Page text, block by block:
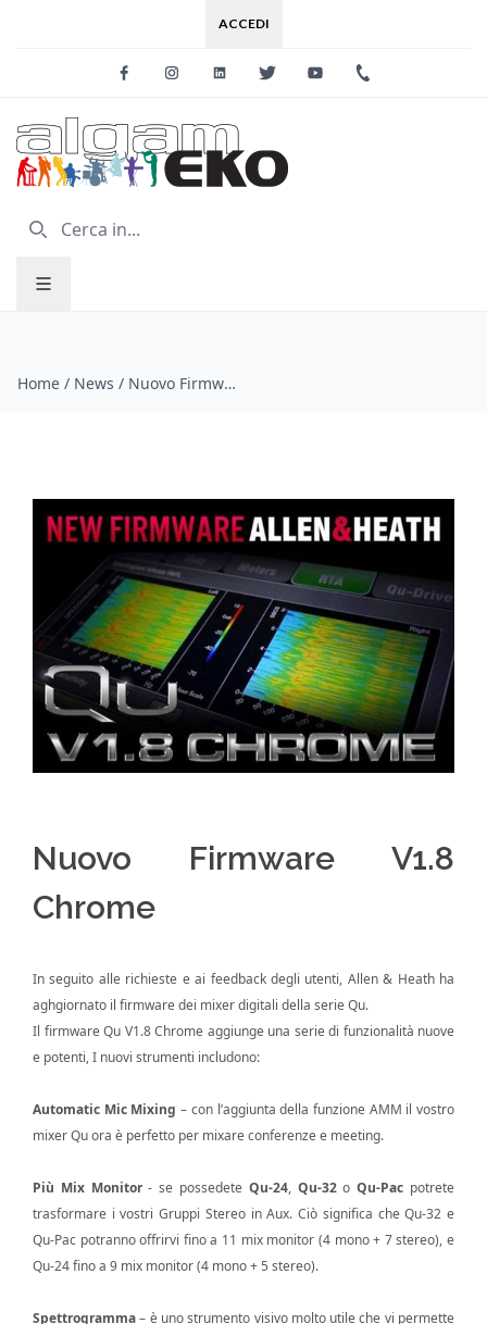
ACCEDI
FacebookInstagramLinkedinTwitter Youtube
Home / News / Nuovo Firmware V1.8 Chrome
Nuovo Firmware V1.8
Chrome
In seguito alle richieste e ai feedback degli utenti, Allen & Heath ha
aghgiornato il firmware dei mixer digitali della serie Qu.
Il firmware Qu V1.8 Chrome aggiunge una serie di funzionalità nuove
e potenti, I nuovi strumenti includono:
Automatic Mic Mixing – con l’aggiunta della funzione AMM il vostro
mixer Qu ora è perfetto per mixare conferenze e meeting.
Più Mix Monitor- se possedete Qu-24, Qu-32oQu-Pac potrete
trasformare i vostri Gruppi Stereo in Aux. Ciò significa che Qu-32 e
Qu-Pac potranno offrirvi fino a 11 mix monitor (4 mono + 7 stereo), e
Qu-24 fino a 9 mix monitor (4 mono + 5 stereo).
Spettrogramma– è uno strumento visivo molto utile che vi permette